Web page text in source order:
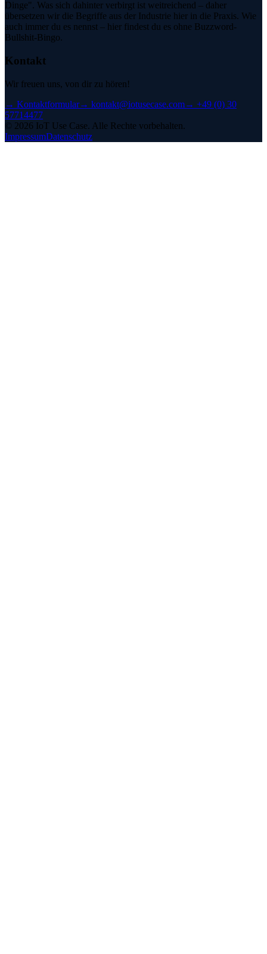
Dinge". Was sich dahinter verbirgt ist weitreichend – daher
übersetzen wir die Begriffe aus der Industrie hier in die Praxis. Wie
auch immer du es nennst – hier findest du es ohne Buzzword-
Bullshit-Bingo.
Kontakt
Wir freuen uns, von dir zu hören!
→ Kontaktformular→ kontakt@iotusecase.com→ +49 (0) 30
57714477
© 2026 IoT Use Case. Alle Rechte vorbehalten.
ImpressumDatenschutz